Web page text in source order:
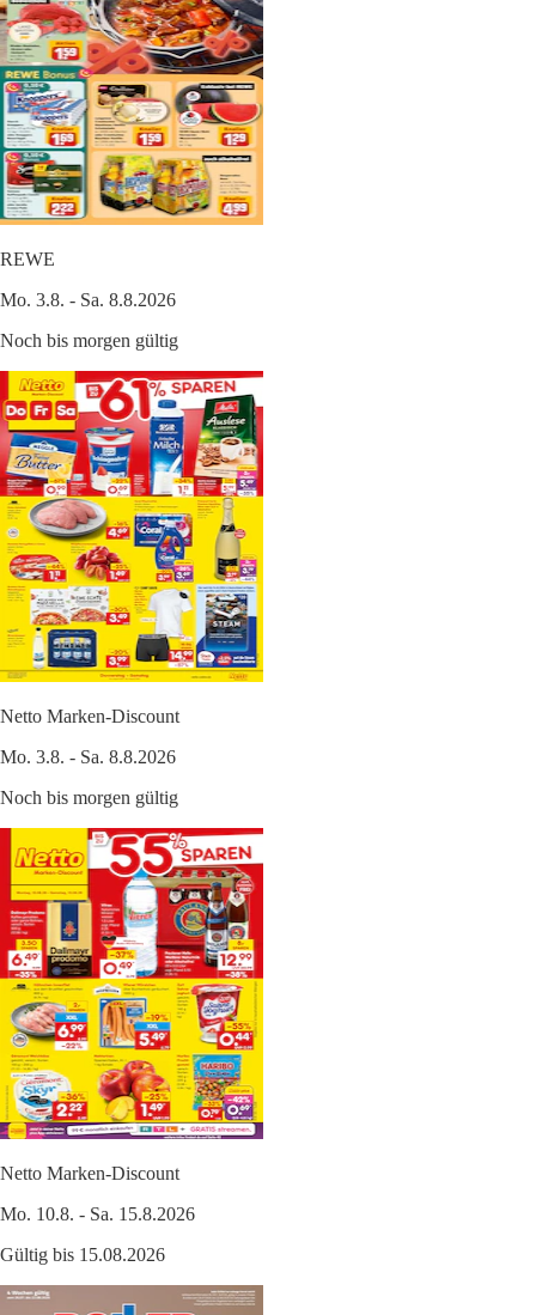
REWE
Mo. 3.8. - Sa. 8.8.2026
Noch bis morgen gültig
Netto Marken-Discount
Mo. 3.8. - Sa. 8.8.2026
Noch bis morgen gültig
Netto Marken-Discount
Mo. 10.8. - Sa. 15.8.2026
Gültig bis 15.08.2026